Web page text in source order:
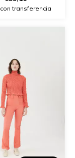
con transferencia